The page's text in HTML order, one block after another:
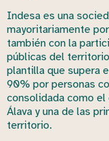
Indesa es una
mayoritariamente
también con la
públicas del
plantilla que supera
90% por personas
consolidada como
Álava y una de las
territorio.